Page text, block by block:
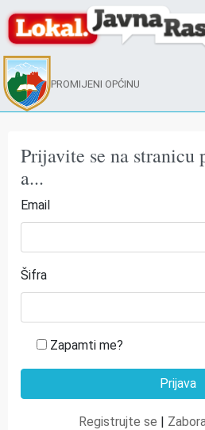
PROMIJENI OPĆINU
Prijavite se na stranicu
a...
Email
Šifra
Zapamti me?
Registrujte se |